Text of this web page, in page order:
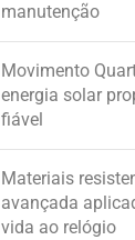
manutenção
Movimento
energia solar
fiável
Materiais
avançada
vida ao relógio